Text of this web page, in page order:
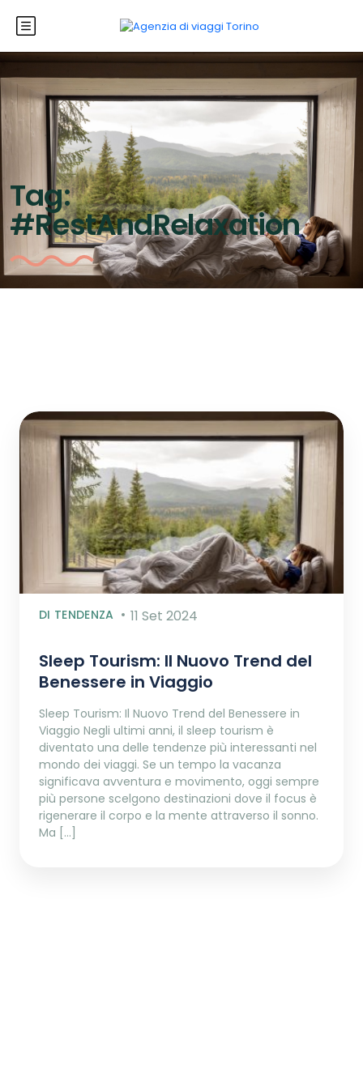
Tag:
#RestAndRelaxation
DI TENDENZA 11 Set 2024
Sleep Tourism: Il Nuovo Trend del
Benessere in Viaggio
Sleep Tourism: Il Nuovo Trend del Benessere in
Viaggio Negli ultimi anni, il sleep tourism è
diventato una delle tendenze più interessanti nel
mondo dei viaggi. Se un tempo la vacanza
significava avventura e movimento, oggi sempre
più persone scelgono destinazioni dove il focus è
rigenerare il corpo e la mente attraverso il sonno.
Ma […]